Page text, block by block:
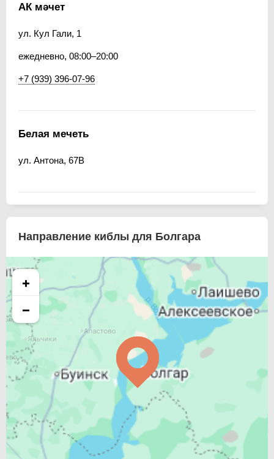
АК мәчет
ул. Кул Гали, 1
ежедневно, 08:00–20:00
+7 (939) 396-07-96
Белая мечеть
ул. Антона, 67В
Направление киблы для Болгара
+
−